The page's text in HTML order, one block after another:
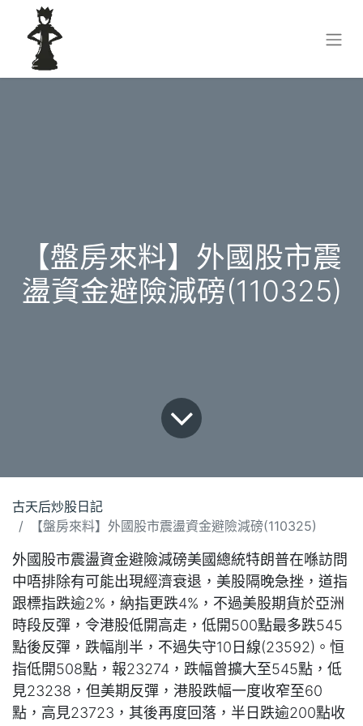
【盤房來料】外國股市震
盪資金避險減磅(110325)
古天后炒股日記
【盤房來料】外國股市震盪資金避險減磅(110325)
外國股市震盪資金避險減磅美國總統特朗普在喺訪問
中唔排除有可能出現經濟衰退，美股隔晚急挫，道指
跟標指跌逾2%，納指更跌4%，不過美股期貨於亞洲
時段反彈，令港股低開高走，低開500點最多跌545
點後反彈，跌幅削半，不過失守10日線(23592)。恒
指低開508點，報23274，跌幅曾擴大至545點，低
見23238，但美期反彈，港股跌幅一度收窄至60
點，高見23723，其後再度回落，半日跌逾200點收